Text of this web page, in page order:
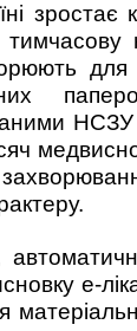
зростає
тимчасову
для
е-